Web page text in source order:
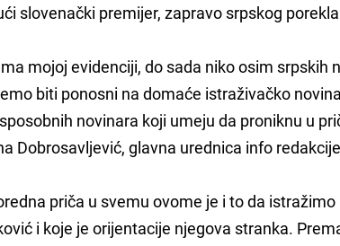
slovenački premijer, zapravo srpskog
mojoj evidenciji, do sada niko osim
biti ponosni na domaće istraživačko
novinara koji umeju da proniknu u
Dobrosavljević, glavna urednica info
priča u svemu ovome je i to da
i koje je orijentacije njegova stranka.